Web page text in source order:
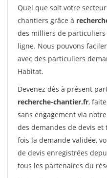
Quel que soit votre
chantiers grâce à
des milliers de
ligne. Nous pouvons
avec des particuliers
Habitat.
Devenez dès à présent
recherche-chantier.fr,
sans engagement via
des demandes de devis
fois la demande validée,
de devis enregistrées
tous les partenaires du